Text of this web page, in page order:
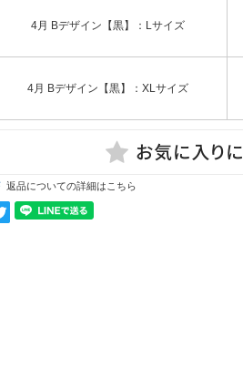
4月 Bデザイン【黒】：Lサイズ
4月 Bデザイン【黒】：XLサイズ
返品についての詳細はこちら